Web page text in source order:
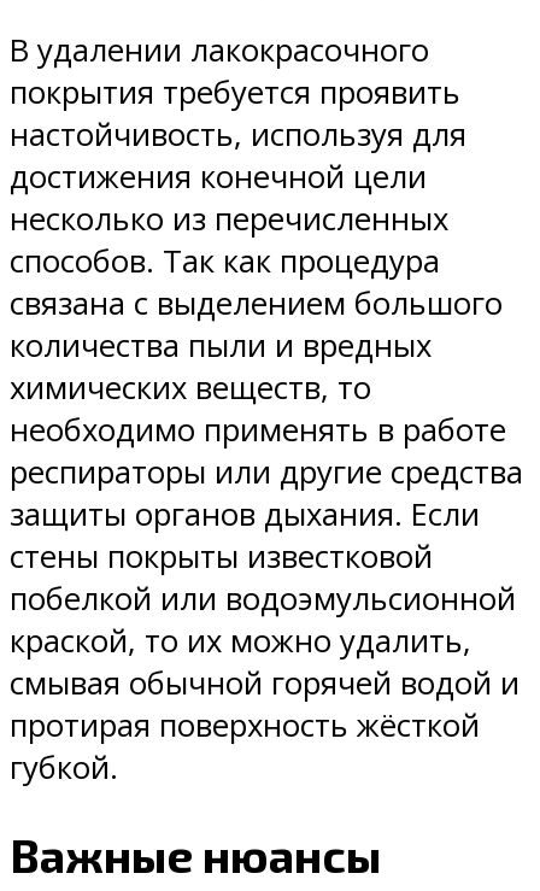
В удалении лакокрасочного
покрытия требуется проявить
настойчивость, используя для
достижения конечной цели
несколько из перечисленных
способов. Так как процедура
связана с выделением большого
количества пыли и вредных
химических веществ, то
необходимо применять в работе
респираторы или другие средства
защиты органов дыхания. Если
стены покрыты известковой
побелкой или водоэмульсионной
краской, то их можно удалить,
смывая обычной горячей водой и
протирая поверхность жёсткой
губкой.
Важные нюансы